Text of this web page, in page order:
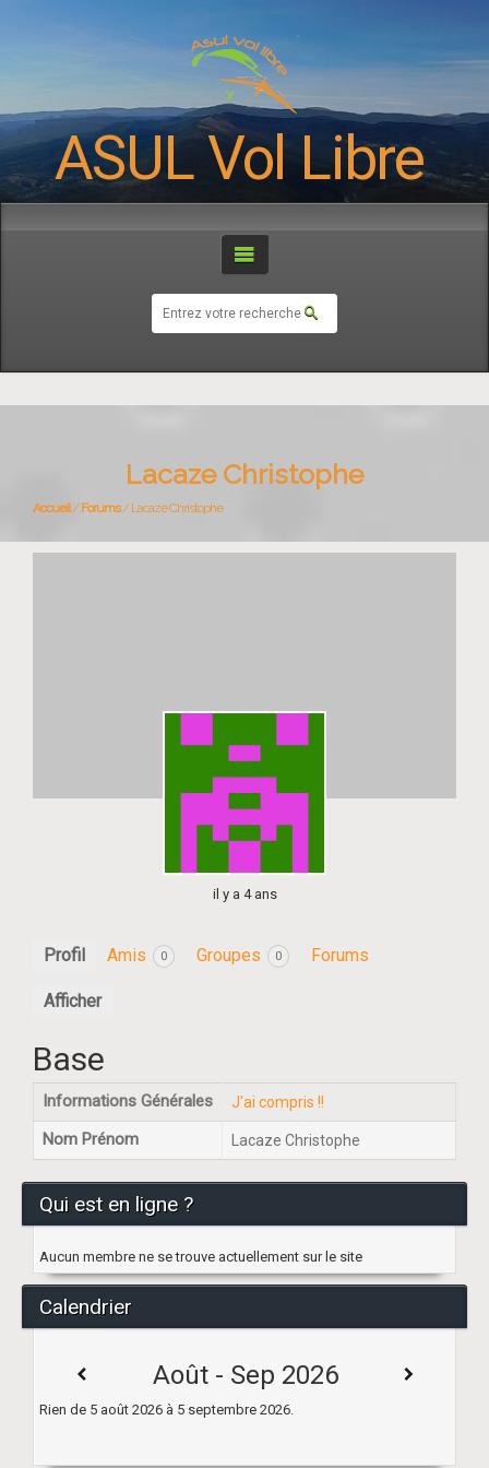
ASUL Vol Libre
Lacaze Christophe
Accueil/Forums/Lacaze Christophe
il y a 4 ans
Profil Amis 0 Groupes 0 Forums
Afficher
Base
Informations Générales J'ai compris !!
Nom Prénom Lacaze Christophe
Qui est en ligne ?
Aucun membre ne se trouve actuellement sur le site
Calendrier
Août - Sep 2026
Rien de 5 août 2026 à 5 septembre 2026.